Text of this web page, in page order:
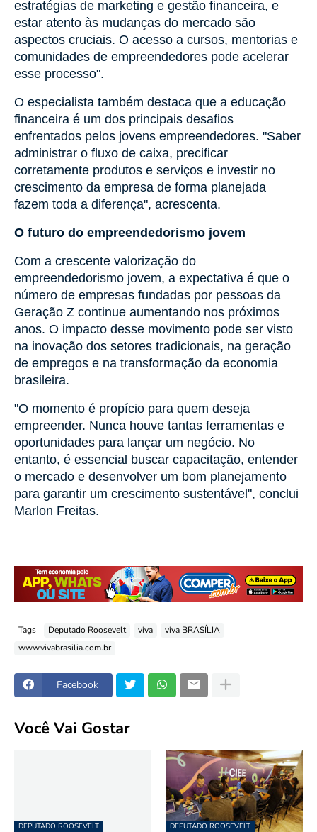
estratégias de marketing e gestão financeira, e
estar atento às mudanças do mercado são
aspectos cruciais. O acesso a cursos, mentorias e
comunidades de empreendedores pode acelerar
esse processo".
O especialista também destaca que a educação
financeira é um dos principais desafios
enfrentados pelos jovens empreendedores. "Saber
administrar o fluxo de caixa, precificar
corretamente produtos e serviços e investir no
crescimento da empresa de forma planejada
fazem toda a diferença", acrescenta.
O futuro do empreendedorismo jovem
Com a crescente valorização do
empreendedorismo jovem, a expectativa é que o
número de empresas fundadas por pessoas da
Geração Z continue aumentando nos próximos
anos. O impacto desse movimento pode ser visto
na inovação dos setores tradicionais, na geração
de empregos e na transformação da economia
brasileira.
"O momento é propício para quem deseja
empreender. Nunca houve tantas ferramentas e
oportunidades para lançar um negócio. No
entanto, é essencial buscar capacitação, entender
o mercado e desenvolver um bom planejamento
para garantir um crescimento sustentável", conclui
Marlon Freitas.
Tags Deputado Roosevelt viva
viva BRASÍLIA
www.vivabrasilia.com.br
Facebook
Você Vai Gostar
DEPUTADO ROOSEVELT DEPUTADO ROOSEVELT